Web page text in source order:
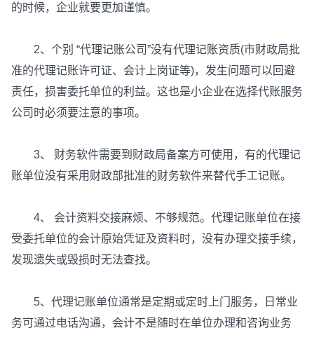
的时候，企业就要更加谨慎。
2、个别 “代理记账公司”没有代理记账资质(市财政局批
准的代理记账许可证、会计上岗证等)，发生问题可以回避
责任，损害委托单位的利益。这也是小企业在选择代账服务
公司时必须要注意的事项。
3、 财务软件需要到财政局备案方可使用，有的代理记
账单位没有采用财政部批准的财务软件来替代手工记账。
4、 会计资料交接麻烦、不够规范。代理记账单位在接
受委托单位的会计原始凭证及资料时，没有办理交接手续，
发现遗失或毁损时无法查找。
5、代理记账单位通常是定期或定时上门服务，日常业
务可通过电话沟通，会计不是随时在单位办理和咨询业务